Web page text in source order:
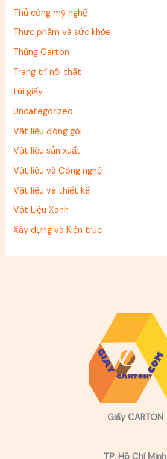
Thủ công mỹ nghệ
Thực phẩm và sức khỏe
Thùng Carton
Trang trí nội thất
túi giấy
Uncategorized
Vật liệu đóng gói
Vật liệu sản xuất
Vật liệu và Công nghệ
Vật liệu và thiết kế
Vật Liệu Xanh
Xây dựng và Kiến trúc
Giấy CARTON